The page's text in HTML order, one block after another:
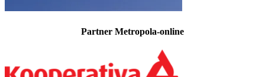
Partner Metropola-online